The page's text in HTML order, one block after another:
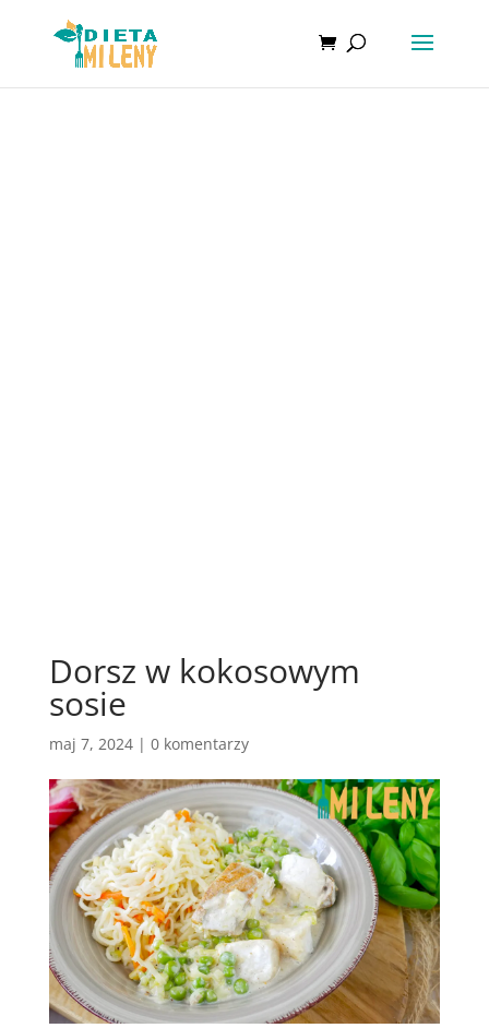
Dorsz w kokosowym
sosie
maj 7, 2024| 0 komentarzy